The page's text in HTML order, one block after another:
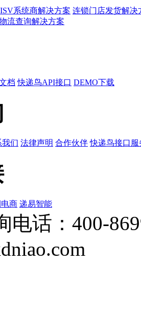
ISV系统商解决方案 连锁门店发货解决
流查询解决方案
档 快递鸟API接口 DEMO下载
我们 法律声明 合作伙伴 快递鸟接口服
商 递易智能
电话： 400-